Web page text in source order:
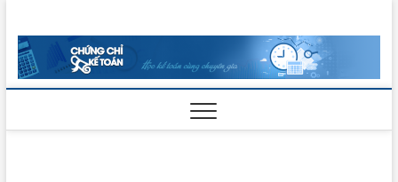
content
Chứng Chỉ
Kế Toán